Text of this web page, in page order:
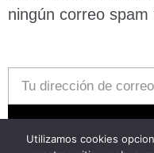
ningún correo spam
Email
Utilizamos cookies